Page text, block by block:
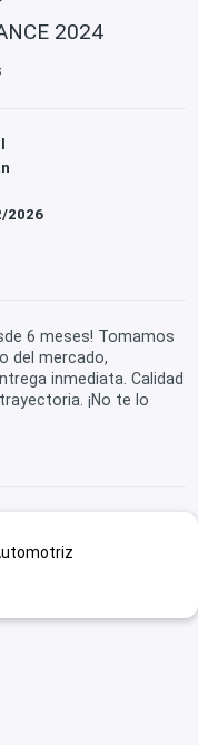
2024
2026
6 meses! Tomamos
del mercado,
inmediata. Calidad
¡No te lo